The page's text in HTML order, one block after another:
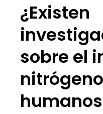
¿Existen
sobre el